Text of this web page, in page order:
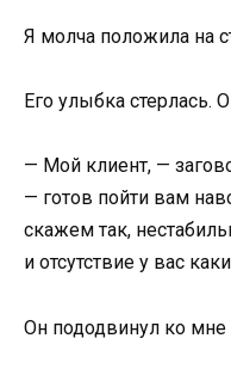
Я молча положила на
Его улыбка стерлась.
— Мой клиент, —
— готов пойти вам
скажем так,
и отсутствие у вас
Он пододвинул ко мне